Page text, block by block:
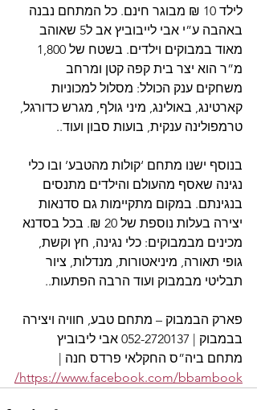
לילד 10 ₪ מבוגר חינם. כל המתחם נבנה
באהבה ע”י אבי לייבוביץ אב ל5 שאוהב
מ”ר הוא יצר בית קפה קטן ומרחב
משחקים ענק הכולל: מסלול למכוניות
קארטינג, באולינג, מיני גולף, מגרש כדורגל,
טרמפולינה ענקית, בועות סבון ועוד..
בנוסף ישנו מתחם ‘קולות מהטבע’ ובו כלי
נגינה שאסף מהעולם והילדים מתנסים
בנגינתם. במקום מתקיימות גם סדנאות
יצירה בעלות נוספת של 20 ₪. בכל בסדנא
מכינים מבמבוקים: כלי נגינה, חץ וקשת,
גופי תאורה, מיניאטורות, מנדלות, ציור
תבליטי מבמבוק ועוד הרבה הפתעות..
פארק הבמבוק – מתחם טבע, חוויה ויצירה
בבמבוק | 052-2720137 אבי ליבוביץ
מתחם ביה”ס החקלאי פרדס חנה |
https://www.facebook.com/bbambook/